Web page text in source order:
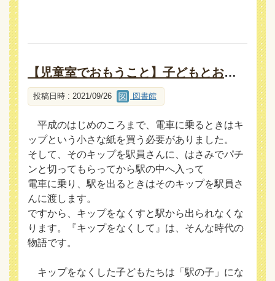
【児童室でおもうこと】子どもとおとな、いっしょに読む
投稿日時 : 2021/09/26 図書館
平成のはじめのころまで、電車に乗るときはキ
ップという小さな紙を買う必要がありました。
そして、そのキップを駅員さんに、はさみでパチ
ンと切ってもらってから駅の中へ入って
電車に乗り、駅を出るときはそのキップを駅員さ
んに渡します。
ですから、キップをなくすと駅から出られなくな
ります。『キップをなくして』は、そんな時代の
物語です。
キップをなくした子どもたちは「駅の子」にな